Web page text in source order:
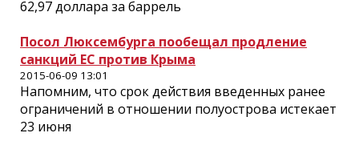
62,97 доллара за баррель
Посол Люксембурга пообещал продление
санкций ЕС против Крыма
2015-06-09 13:01
Напомним, что срок действия введенных ранее
ограничений в отношении полуострова истекает
23 июня